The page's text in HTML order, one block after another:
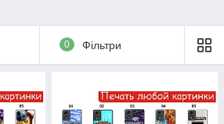
0 Фільтри